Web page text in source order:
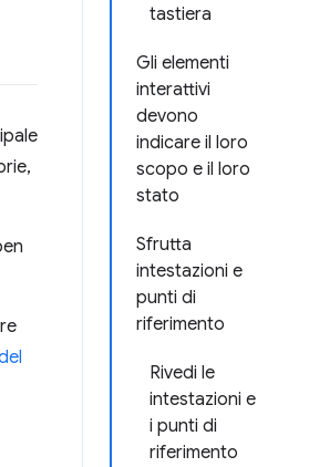
tastiera
Gli elementi
interattivi
devono
indicare il loro
scopo e il loro
stato
Sfrutta
intestazioni e
punti di
riferimento
Rivedi le
intestazioni e
i punti di
riferimento